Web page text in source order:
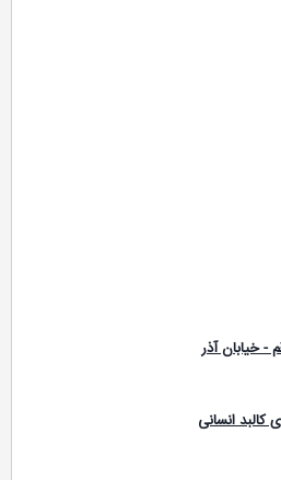
آذر
انسانی